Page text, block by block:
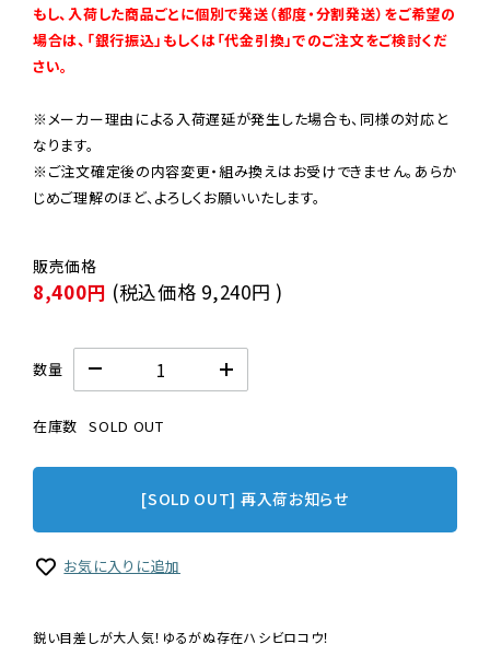
もし、入荷した商品ごとに個別で発送（都度・分割発送）をご希望の
場合は、「銀行振込」もしくは「代金引換」でのご注文をご検討くだ
さい。
※メーカー理由による入荷遅延が発生した場合も、同様の対応と
なります。
※ご注文確定後の内容変更・組み換えはお受けできません。あらか
じめご理解のほど、よろしくお願いいたします。
8,400円 (税込価格 9,240円 )
数量
在庫数 SOLD OUT
[SOLD OUT] 再入荷お知らせ
お気に入りに追加
鋭い目差しが大人気！ゆるがぬ存在ハシビロコウ！